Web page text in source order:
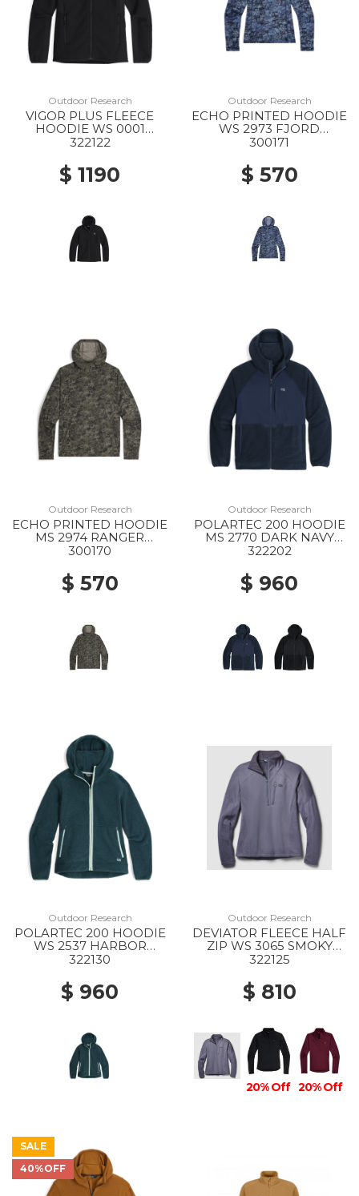
Outdoor Research
VIGOR PLUS FLEECE
HOODIE WS 0001
BLACK
322122
$ 1190
Outdoor Research
ECHO PRINTED HOODIE
WS 2973 FJORD
GRANITE PRINT
300171
$ 570
Outdoor Research
ECHO PRINTED HOODIE
MS 2974 RANGER
GREEN GRANITE PRINT
300170
$ 570
Outdoor Research
POLARTEC 200 HOODIE
MS 2770 DARK NAVY
HEATHER
322202
$ 960
Outdoor Research
POLARTEC 200 HOODIE
WS 2537 HARBOR
HEATHER
322130
$ 960
Outdoor Research
DEVIATOR FLEECE HALF
ZIP WS 3065 SMOKY
QUARTZ
322125
$ 810
20% Off 20% Off
SALE
40%OFF